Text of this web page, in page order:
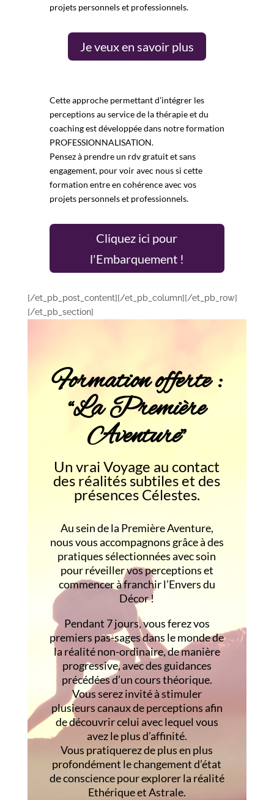
projets personnels et professionnels.
Je veux en savoir plus
Cette approche permettant d’intégrer les
perceptions au service de la thérapie et du
coaching est développée dans notreformation
PROFESSIONNALISATION.
Pensez à prendre un rdv gratuit et sans
engagement, pour voir avec nous si cette
formation entre en cohérence avec vos
projets personnels et professionnels.
Cliquez ici pour
l'Embarquement !
[/et_pb_post_content][/et_pb_column][/et_pb_row]
[/et_pb_section]
Formation offerte :
“La Première
Aventure”
Un vrai Voyage au contact
des réalités subtiles et des
présences Célestes.
Au sein de la Première Aventure,
nous vous accompagnons grâce à des
pratiques sélectionnées avec soin
pour réveiller vos perceptions et
commencer à franchir l’Envers du
Décor !
Pendant 7 jours, vous ferez vos
premiers pas-sages dans le monde de
la réalité non-ordinaire, de manière
progressive, avec des guidances
précédées d’un cours théorique.
Vous serez invité à stimuler
plusieurs canaux de perceptions afin
de découvrir celui avec lequel vous
avez le plus d’affinité.
Vous pratiquerez de plus en plus
profondément le changement d’état
de conscience pour explorer la réalité
Ethérique et Astrale.